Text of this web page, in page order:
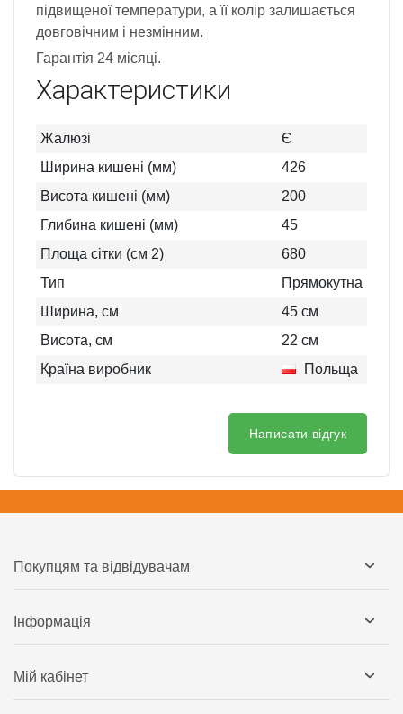
підвищеної температури, а її колір залишається
довговічним і незмінним.
Гарантія 24 місяці.
Характеристики
Жалюзі
Є
Ширина кишені (мм)
426
Висота кишені (мм)
200
Глибина кишені (мм)
45
Площа сітки (см 2)
680
Тип
Прямокутна
Ширина, см
45 см
Висота, см
22 см
Країна виробник
Польща
Написати відгук
Покупцям та відвідувачам
Інформація
Мій кабінет